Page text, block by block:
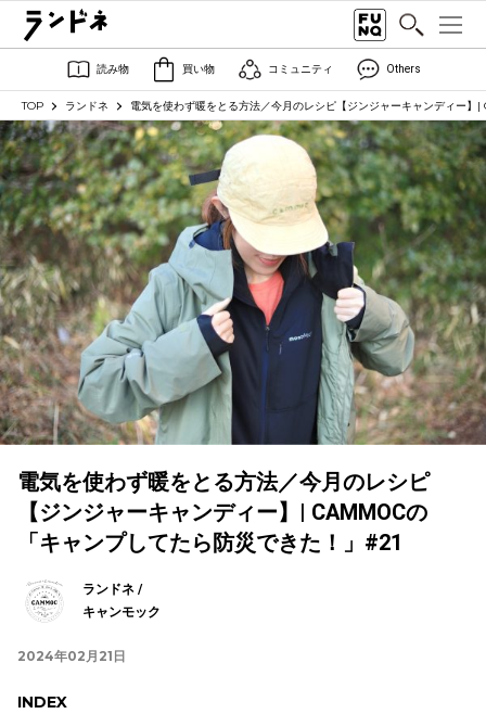
読み物 買い物 コミュニティ Others
TOP ランドネ 電気を使わず暖をとる方法／今月のレシピ【ジンジャーキャンディー
電気を使わず暖をとる方法／今月のレシピ
【ジンジャーキャンディー】| CAMMOCの
「キャンプしてたら防災できた！」#21
ランドネ /
キャンモック
2024年02月21日
INDEX